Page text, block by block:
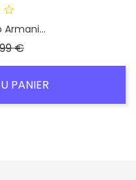
Armani...
€Prix
PANIER